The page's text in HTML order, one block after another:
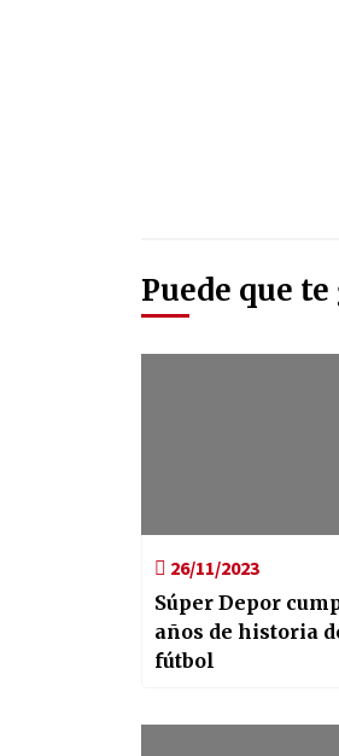
Puede que
26/11/2023
Súper Depor
años de historia
fútbol